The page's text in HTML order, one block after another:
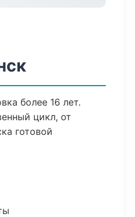
более 16 лет.
цикл, от
готовой